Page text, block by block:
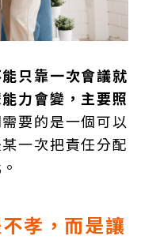
只靠一次會議就
力會變，主要照
要的是一個可以
一次把責任分配
孝，而是讓